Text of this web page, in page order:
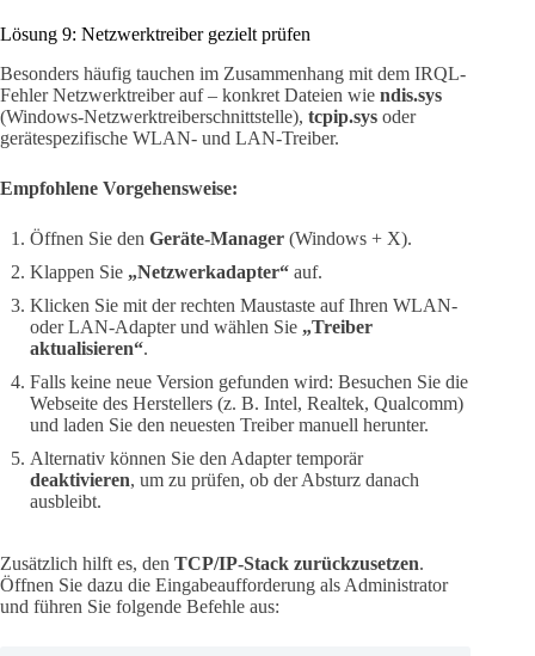
Lösung 9: Netzwerktreiber gezielt prüfen
Besonders häufig tauchen im Zusammenhang mit dem IRQL-
Fehler Netzwerktreiber auf – konkret Dateien wie ndis.sys
(Windows-Netzwerktreiberschnittstelle), tcpip.sys oder
gerätespezifische WLAN- und LAN-Treiber.
Empfohlene Vorgehensweise:
Öffnen Sie den Geräte-Manager (Windows + X).
Klappen Sie „Netzwerkadapter“ auf.
Klicken Sie mit der rechten Maustaste auf Ihren WLAN-
oder LAN-Adapter und wählen Sie „Treiber
aktualisieren“.
Falls keine neue Version gefunden wird: Besuchen Sie die
Webseite des Herstellers (z. B. Intel, Realtek, Qualcomm)
und laden Sie den neuesten Treiber manuell herunter.
Alternativ können Sie den Adapter temporär
deaktivieren, um zu prüfen, ob der Absturz danach
ausbleibt.
Zusätzlich hilft es, den TCP/IP-Stack zurückzusetzen.
Öffnen Sie dazu die Eingabeaufforderung als Administrator
und führen Sie folgende Befehle aus: